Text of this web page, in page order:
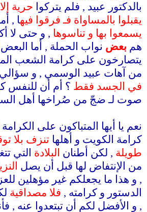
بالدكتور عبيد , فلم يتركوا حرية
يقبلوا بالمساواة فـ فرقوا فيها ,
يسمعوا بها و تناسوها , و حتى لا
هم بعض نواب الحملة , أما
يتصارخون على كرامة الشعب
من آهات عبيد الوسمي , و سؤالي
في الجسد فقط ؟ أم أن للنفس
صوت لـ ضجّ من صُراخها أهل
نعم يا أيها المتباكون على الكرامة
كرامة الكويت و أهلها تنزف بلا
طويلة , لكن أطنان البلادة التي
من الإنتفاض لها قبل أن يصل
, و هذا ما يجعلكم غير مؤهلين
الدستور و كرامته , فلا مصداقية
, و الأفضل لكم أن تبتعدوا عنه ,